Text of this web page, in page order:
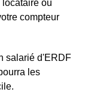
ou
compteur
salarié d'ERDF
les